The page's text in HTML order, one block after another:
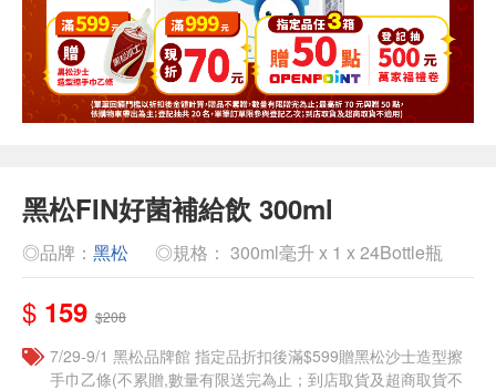
黑松FIN好菌補給飲 300ml
◎品牌： 黑松 ◎規格： 300ml毫升 x 1 x 24Bottle瓶
$ 159 $208
7/29-9/1 黑松品牌館 指定品折扣後滿$599贈黑松沙士造型擦
手巾乙條(不累贈,數量有限送完為止；到店取貨及超商取貨不